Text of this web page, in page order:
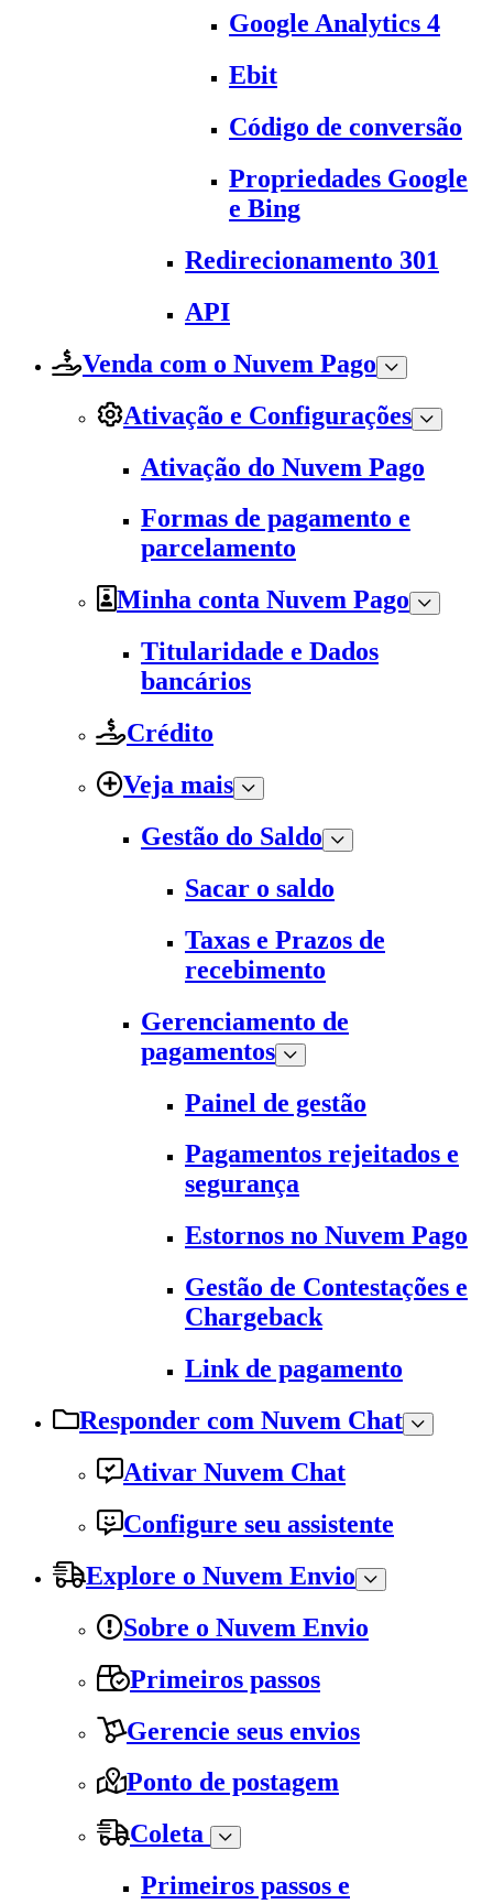
Google Analytics 4
Ebit
Código de conversão
Propriedades Google
e Bing
Redirecionamento 301
API
Venda com o Nuvem Pago
Ativação e Configurações
Ativação do Nuvem Pago
Formas de pagamento e
parcelamento
Minha conta Nuvem Pago
Titularidade e Dados
bancários
Crédito
Veja mais
Gestão do Saldo
Sacar o saldo
Taxas e Prazos de
recebimento
Gerenciamento de
pagamentos
Painel de gestão
Pagamentos rejeitados e
segurança
Estornos no Nuvem Pago
Gestão de Contestações e
Chargeback
Link de pagamento
Responder com Nuvem Chat
Ativar Nuvem Chat
Configure seu assistente
Explore o Nuvem Envio
Sobre o Nuvem Envio
Primeiros passos
Gerencie seus envios
Ponto de postagem
Coleta
Primeiros passos e